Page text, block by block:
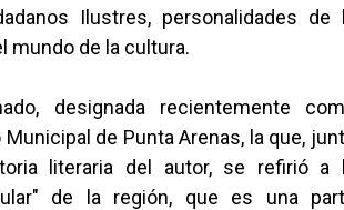
Ilustres, personalidades de
mundo de la cultura.
designada recientemente
de Punta Arenas, la que,
literaria del autor, se refirió a
de la región, que es una